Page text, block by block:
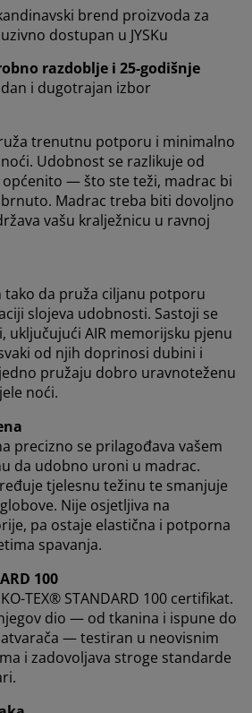
brend proizvoda za
dostupan u JYSKu
razdoblje i 25-godišnje
i dugotrajan izbor
trenutnu potporu i minimalno
Udobnost se razlikuje od
— što ste teži, madrac bi
Madrac treba biti dovoljno
vašu kralježnicu u ravnoj
tako da pruža ciljanu potporu
slojeva udobnosti. Sastoji se
uključujući AIR memorijsku pjenu
od njih doprinosi dubini i
pružaju dobro uravnoteženu
noći.
precizno se prilagođava vašem
da udobno uroni u madrac.
tjelesnu težinu te smanjuje
Nije osjetljiva na
pa ostaje elastična i potporna
spavanja.
100
TEX® STANDARD 100 certifikat.
dio — od tkanina i ispune do
— testiran u neovisnim
i zadovoljava stroge standarde
i mobilne identifikatore kako
iskustvo prilikom
Kolačići prikupljaju
funkcionalnosti, statistike i
kolačića dijelit ćemo vaše
s marketinškim partnerima
za personalizirane i
možete pročitati klikom
te u svakom trenutku povući
na ikonu kolačića. Klikom na
za sve tri svrhe.
kolačića.